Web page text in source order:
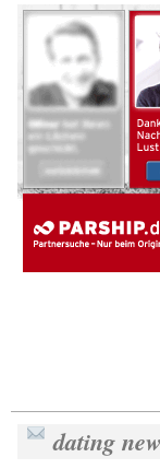
dating